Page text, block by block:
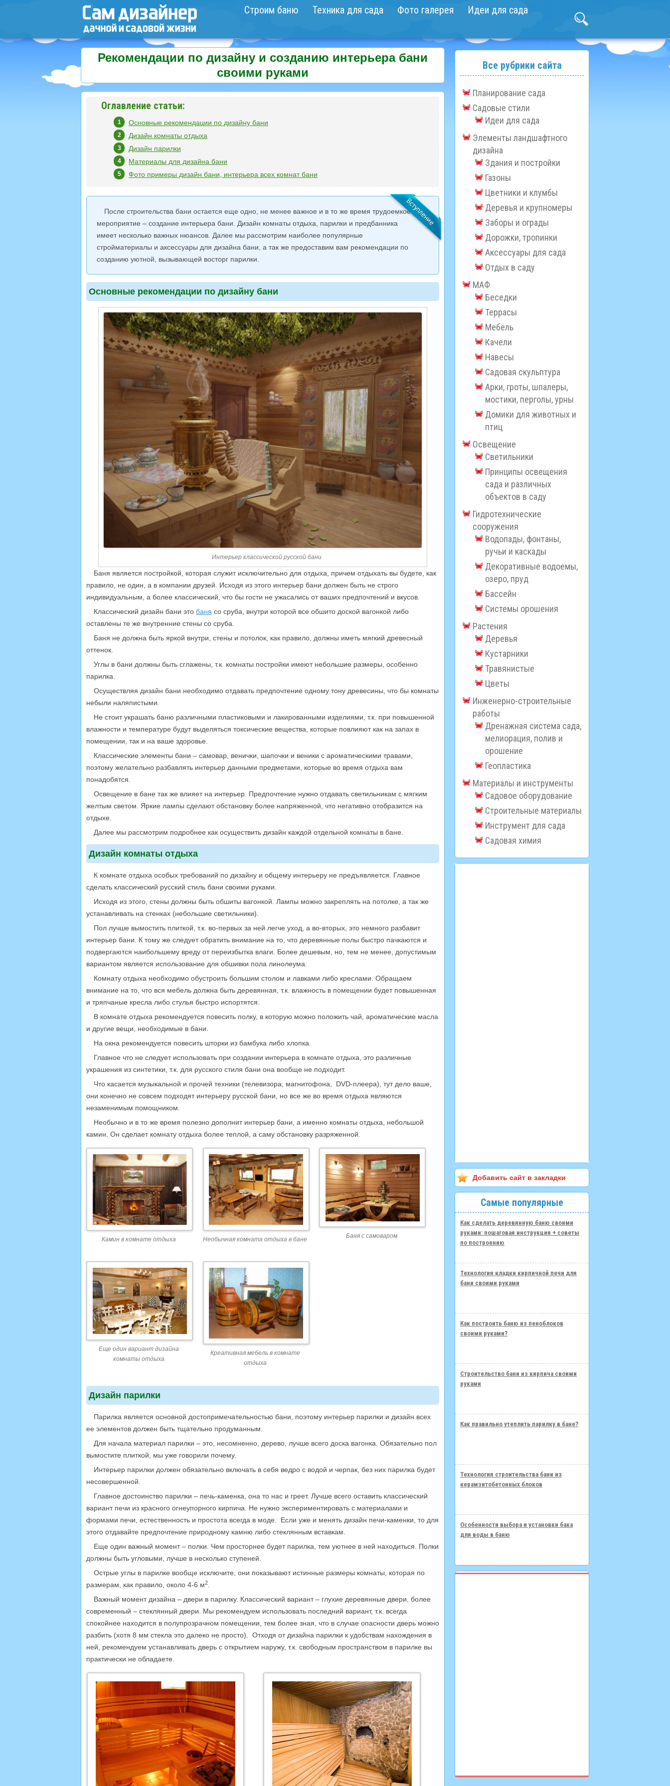
Идеи для сада
Фото галерея
Техника для сада
Строим баню
Рекомендации по дизайну и созданию интерьера бани
своими руками
Оглавление статьи:
Основные рекомендации по дизайну бани
Дизайн комнаты отдыха
Дизайн парилки
Материалы для дизайна бани
Фото примеры дизайн бани, интерьера всех комнат бани
После строительства бани остается еще одно, не менее важное и в то же время трудоемкое
мероприятие – создание интерьера бани. Дизайн комнаты отдыха, парилки и предбанника
имеет несколько важных нюансов. Далее мы рассмотрим наиболее популярные
стройматериалы и аксессуары для дизайна бани, а так же предоставим вам рекомендации по
созданию уютной, вызывающей восторг парилки.
Основные рекомендации по дизайну бани
Интерьер классической русской бани
Баня является постройкой, которая служит исключительно для отдыха, причем отдыхать вы будете, как
правило, не один, а в компании друзей. Исходя из этого интерьер бани должен быть не строго
индивидуальным, а более классический, что бы гости не ужасались от ваших предпочтений и вкусов.
Классический дизайн бани это баня со сруба, внутри которой все обшито доской вагонкой либо
оставлены те же внутренние стены со сруба.
Баня не должна быть яркой внутри, стены и потолок, как правило, должны иметь мягкий древесный
оттенок.
Углы в бани должны быть сглажены, т.к. комнаты постройки имеют небольшие размеры, особенно
парилка.
Осуществляя дизайн бани необходимо отдавать предпочтение одному тону древесины, что бы комнаты
небыли наляпистыми.
Не стоит украшать баню различными пластиковыми и лакированными изделиями, т.к. при повышенной
влажности и температуре будут выделяться токсические вещества, которые повлияют как на запах в
помещении, так и на ваше здоровье.
Классические элементы бани – самовар, венички, шапочки и веники с ароматическими травами,
поэтому желательно разбавлять интерьер данными предметами, которые во время отдыха вам
понадобятся.
Освещение в бане так же влияет на интерьер. Предпочтение нужно отдавать светильникам с мягким
желтым светом. Яркие лампы сделают обстановку более напряженной, что негативно отобразится на
отдыхе.
Далее мы рассмотрим подробнее как осуществить дизайн каждой отдельной комнаты в бане.
Дизайн комнаты отдыха
К комнате отдыха особых требований по дизайну и общему интерьеру не предъявляется. Главное
сделать классический русский стиль бани своими руками.
Исходя из этого, стены должны быть обшиты вагонкой. Лампы можно закреплять на потолке, а так же
устанавливать на стенках (небольшие светильники).
Пол лучше вымостить плиткой, т.к. во-первых за ней легче уход, а во-вторых, это немного разбавит
интерьер бани. К тому же следует обратить внимание на то, что деревянные полы быстро пачкаются и
подвергаются наибольшему вреду от переизбытка влаги. Более дешевым, но, тем не менее, допустимым
вариантом является использование для обшивки пола линолеума.
Комнату отдыха необходимо обустроить большим столом и лавками либо креслами. Обращаем
внимание на то, что вся мебель должна быть деревянная, т.к. влажность в помещении будет повышенная
и тряпчаные кресла либо стулья быстро испортятся.
В комнате отдыха рекомендуется повесить полку, в которую можно положить чай, ароматические масла
и другие вещи, необходимые в бани.
На окна рекомендуется повесить шторки из бамбука либо хлопка.
Главное что не следует использовать при создании интерьера в комнате отдыха, это различные
украшения из синтетики, т.к. для русского стиля бани она вообще не подходит.
Что касается музыкальной и прочей техники (телевизора, магнитофона, DVD-плеера), тут дело ваше,
они конечно не совсем подходят интерьеру русской бани, но все же во время отдыха являются
незаменимым помощником.
Необычно и в то же время полезно дополнит интерьер бани, а именно комнаты отдыха, небольшой
камин. Он сделает комнату отдыха более теплой, а саму обстановку разряженной.
Камин в комнате отдыха Необычная комната отдыха в бане Баня с самоваром
Еще один вариант дизайна
комнаты отдыха
Креативная мебель в комнате
отдыха
Дизайн парилки
Парилка является основной достопримечательностью бани, поэтому интерьер парилки и дизайн всех
ее элементов должен быть тщательно продуманным.
Для начала материал парилки – это, несомненно, дерево, лучше всего доска вагонка. Обязательно пол
вымостите плиткой, мы уже говорили почему.
Интерьер парилки должен обязательно включать в себя ведро с водой и черпак, без них парилка будет
несовершенной.
Главное достоинство парилки – печь-каменка, она то нас и греет. Лучше всего оставить классический
вариант печи из красного огнеупорного кирпича. Не нужно экспериментировать с материалами и
формами печи, естественность и простота всегда в моде. Если уже и менять дизайн печи-каменки, то для
этого отдавайте предпочтение природному камню либо стеклянным вставкам.
Еще один важный момент – полки. Чем просторнее будет парилка, тем уютнее в ней находиться. Полки
должны быть угловыми, лучше в несколько ступеней.
Острые углы в парилке вообще исключите, они показывают истинные размеры комнаты, которая по
размерам, как правило, около 4-6 м2
Важный момент дизайна – двери в парилку. Классический вариант – глухие деревянные двери, более
современный – стеклянный двери. Мы рекомендуем использовать последний вариант, т.к. всегда
спокойнее находится в полупрозрачном помещении, тем более зная, что в случае опасности дверь можно
разбить (хотя 8 мм стекла это далеко не просто). Отходя от дизайна парилки к удобствам нахождения в
ней, рекомендуем устанавливать дверь с открытием наружу, т.к. свободным пространством в парилке вы
практически не обладаете.
Все рубрики сайта
Планирование сада
Садовые стили
Идеи для сада
Элементы ландшафтного
дизайна
Здания и постройки
Газоны
Цветники и клумбы
Деревья и крупномеры
Заборы и ограды
Дорожки, тропинки
Аксессуары для сада
Отдых в саду
МАФ
Беседки
Террасы
Мебель
Качели
Навесы
Садовая скульптура
Арки, гроты, шпалеры,
мостики, перголы, урны
Домики для животных и
птиц
Освещение
Светильники
Принципы освещения
сада и различных
объектов в саду
Гидротехнические
сооружения
Водопады, фонтаны,
ручьи и каскады
Декоративные водоемы,
озеро, пруд
Бассейн
Системы орошения
Растения
Деревья
Кустарники
Травянистые
Цветы
Инженерно-строительные
работы
Дренажная система сада,
мелиорация, полив и
орошение
Геопластика
Материалы и инструменты
Садовое оборудование
Строительные материалы
Инструмент для сада
Садовая химия
Добавить сайт в закладки
Самые популярные
Как сделать деревянную баню своими
руками: пошаговая инструкция + советы
по построению
Технология кладки кирпичной печи для
бани своими руками
Как построить баню из пеноблоков
своими руками?
Строительство бани из кирпича своими
руками
Как правильно утеплить парилку в бане?
Технология строительства бани из
керамзитобетонных блоков
Особенности выбора и установки бака
для воды в баню